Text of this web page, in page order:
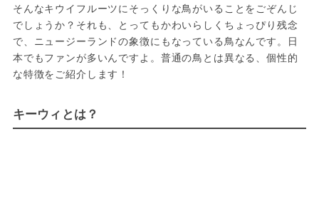
そんなキウイフルーツにそっくりな鳥がいることをごぞんじ
でしょうか？それも、とってもかわいらしくちょっぴり残念
で、ニュージーランドの象徴にもなっている鳥なんです。日
本でもファンが多いんですよ。普通の鳥とは異なる、個性的
な特徴をご紹介します！
キーウィとは？